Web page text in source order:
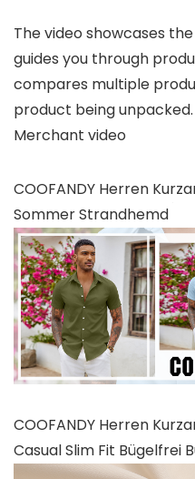
The video showcases
guides you through
compares multiple
product being
Merchant video
COOFANDY Herren
Sommer Strandhemd
COOFANDY Herren
Casual Slim Fit Bügelfrei